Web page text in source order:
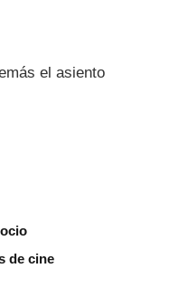
el asiento
de cine